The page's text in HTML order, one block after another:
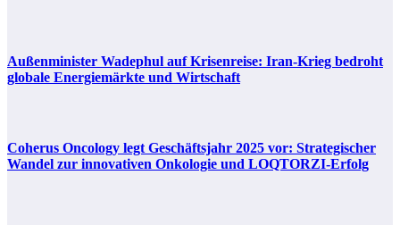
Außenminister Wadephul auf Krisenreise: Iran-Krieg bedroht
globale Energiemärkte und Wirtschaft
Coherus Oncology legt Geschäftsjahr 2025 vor: Strategischer
Wandel zur innovativen Onkologie und LOQTORZI-Erfolg